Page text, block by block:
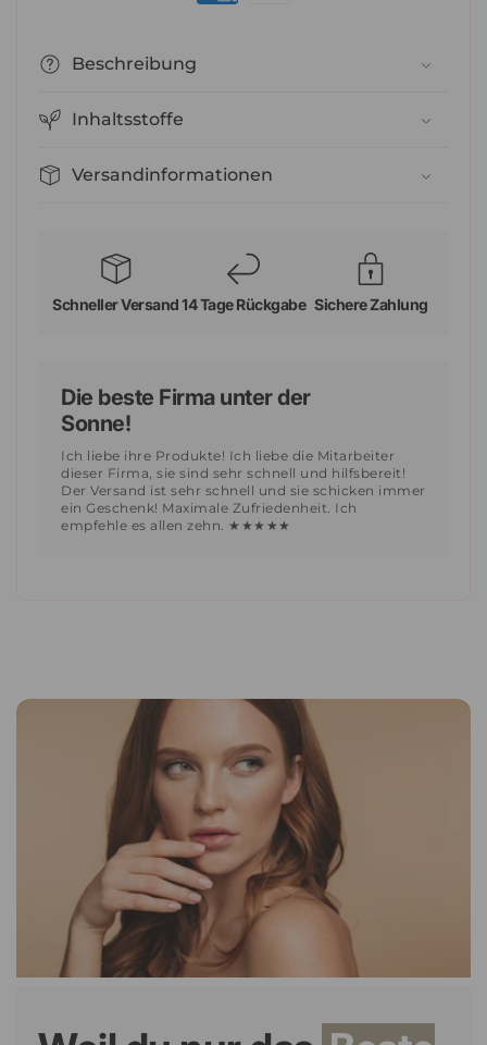
Beschreibung
Inhaltsstoffe
Versandinformationen
Schneller Versand14 Tage Rückgabe Sichere Zahlung
Die beste Firma unter der
Sonne!
Ich liebe ihre Produkte! Ich liebe die Mitarbeiter
dieser Firma, sie sind sehr schnell und hilfsbereit!
Der Versand ist sehr schnell und sie schicken immer
ein Geschenk! Maximale Zufriedenheit. Ich
empfehle es allen zehn. ★★★★★